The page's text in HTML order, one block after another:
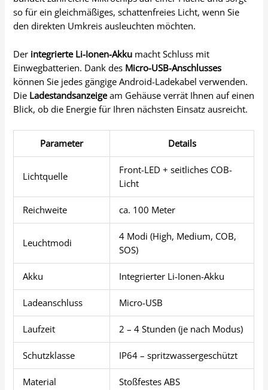
so für ein gleichmäßiges, schattenfreies Licht, wenn Sie
den direkten Umkreis ausleuchten möchten.
Der integrierte Li-Ionen-Akku macht Schluss mit
Einwegbatterien. Dank des Micro-USB-Anschlusses
können Sie jedes gängige Android-Ladekabel verwenden.
Die Ladestandsanzeigeam Gehäuse verrät Ihnen auf einen
Blick, ob die Energie für Ihren nächsten Einsatz ausreicht.
Parameter Details
Lichtquelle
Front-LED + seitliches COB-
Licht
Reichweite ca. 100 Meter
Leuchtmodi
4 Modi (High, Medium, COB,
SOS)
Akku Integrierter Li-Ionen-Akku
Ladeanschluss Micro-USB
Laufzeit 2 – 4 Stunden (je nach Modus)
Schutzklasse IP64 – spritzwassergeschützt
Material Stoßfestes ABS